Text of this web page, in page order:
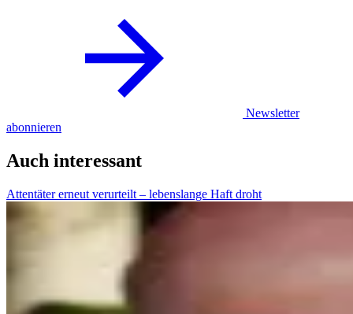
Newsletter
abonnieren
Auch interessant
Attentäter erneut verurteilt – lebenslange Haft droht